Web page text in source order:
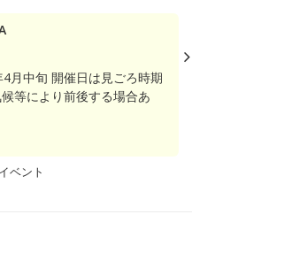
月中旬 開催日は見ごろ時期
等により前後する場合あ
ベント